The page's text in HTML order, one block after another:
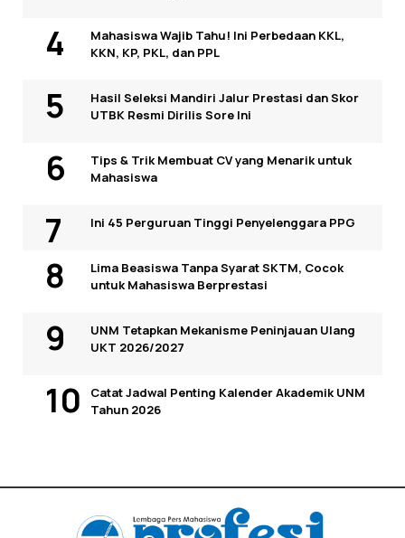
Mahasiswa Wajib Tahu! Ini Perbedaan KKL,
KKN, KP, PKL, dan PPL
Hasil Seleksi Mandiri Jalur Prestasi dan Skor
UTBK Resmi Dirilis Sore Ini
Tips & Trik Membuat CV yang Menarik untuk
Mahasiswa
Ini 45 Perguruan Tinggi Penyelenggara PPG
Lima Beasiswa Tanpa Syarat SKTM, Cocok
untuk Mahasiswa Berprestasi
UNM Tetapkan Mekanisme Peninjauan Ulang
UKT 2026/2027
Catat Jadwal Penting Kalender Akademik UNM
Tahun 2026